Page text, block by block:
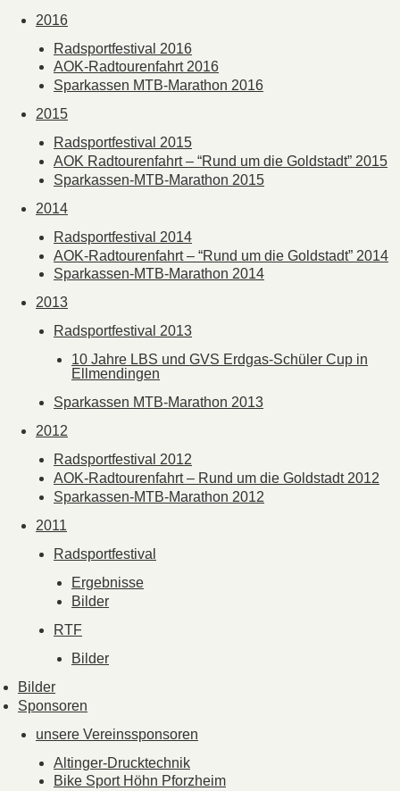
2016
Radsportfestival 2016
AOK-Radtourenfahrt 2016
Sparkassen MTB-Marathon 2016
2015
Radsportfestival 2015
AOK Radtourenfahrt – “Rund um die Goldstadt” 2015
Sparkassen-MTB-Marathon 2015
2014
Radsportfestival 2014
AOK-Radtourenfahrt – “Rund um die Goldstadt” 2014
Sparkassen-MTB-Marathon 2014
2013
Radsportfestival 2013
10 Jahre LBS und GVS Erdgas-Schüler Cup in
Ellmendingen
Sparkassen MTB-Marathon 2013
2012
Radsportfestival 2012
AOK-Radtourenfahrt – Rund um die Goldstadt 2012
Sparkassen-MTB-Marathon 2012
2011
Radsportfestival
Ergebnisse
Bilder
RTF
Bilder
Bilder
Sponsoren
unsere Vereinssponsoren
Altinger-Drucktechnik
Bike Sport Höhn Pforzheim